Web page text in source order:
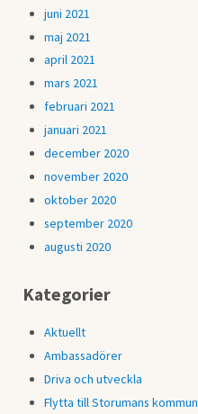
juni 2021
maj 2021
april 2021
mars 2021
februari 2021
januari 2021
december 2020
november 2020
oktober 2020
september 2020
augusti 2020
Kategorier
Aktuellt
Ambassadörer
Driva och utveckla
Flytta till Storumans kommun